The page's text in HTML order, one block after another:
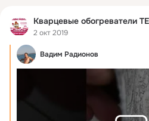
Кварцевые обогреватели
2 окт 2019
Вадим Радионов